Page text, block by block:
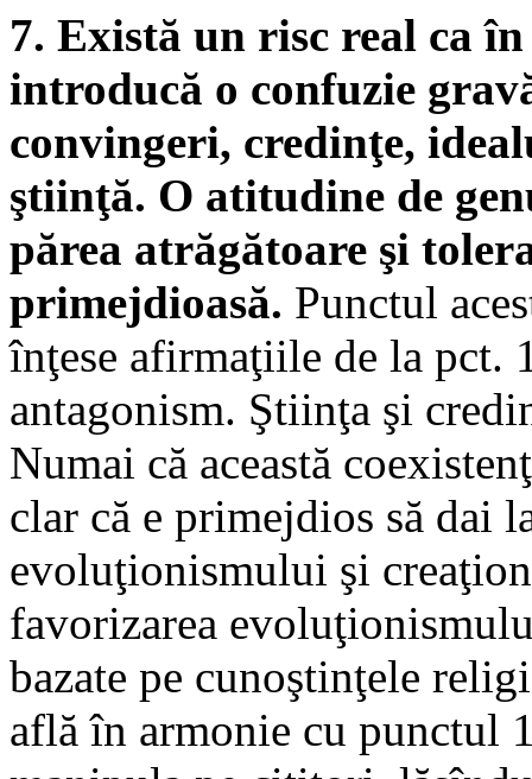
7. Există un risc real ca
introducă o confuzie
convingeri, credinţe,
ştiinţă. O atitudine de
părea atrăgătoare şi
primejdioasă. Punctul
înţese afirmaţiile de la pct.
antagonism. Ştiinţa şi
Numai că această
clar că e primejdios să dai
evoluţionismului şi
favorizarea
bazate pe cunoştinţele
află în armonie cu punctul